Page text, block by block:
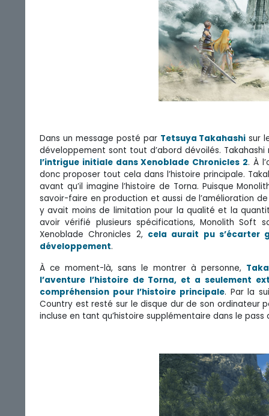
Dans un message posté par Tetsuya Takahashi sur
développement sont tout d’abord dévoilés. Takahashi
l’intrigue initiale dans Xenoblade Chronicles 2. À
donc proposer tout cela dans l’histoire principale.
avant qu’il imagine l’histoire de Torna. Puisque
savoir-faire en production et aussi de l’amélioration
y avait moins de limitation pour la qualité et la
avoir vérifié plusieurs spécifications, Monolith Soft
Xenoblade Chronicles 2, cela aurait pu s’écarter
développement.
À ce moment-là, sans le montrer à personne,
l’aventure l’histoire de Torna, et a seulement
compréhension pour l’histoire principale. Par la
Country est resté sur le disque dur de son ordinateur
incluse en tant qu’histoire supplémentaire dans le